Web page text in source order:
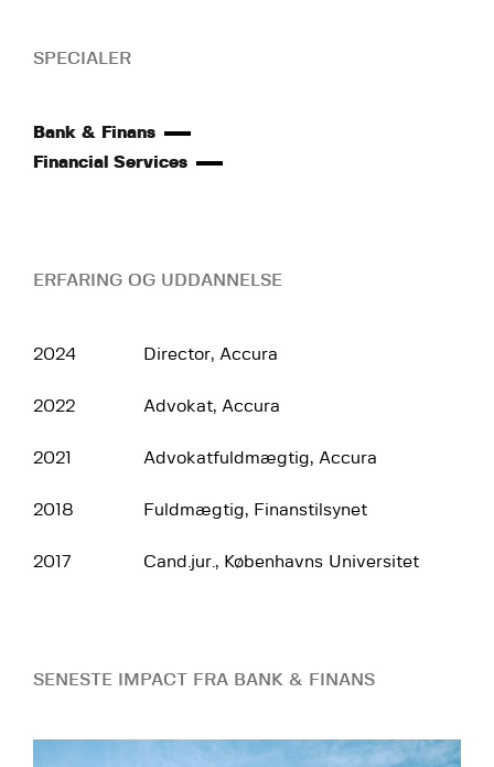
SPECIALER
Bank & Finans
Financial Services
ERFARING OG UDDANNELSE
2024 Director, Accura
2022 Advokat, Accura
2021 Advokatfuldmægtig, Accura
2018 Fuldmægtig, Finanstilsynet
2017 Cand.jur., Københavns Universitet
SENESTE IMPACT FRA BANK & FINANS